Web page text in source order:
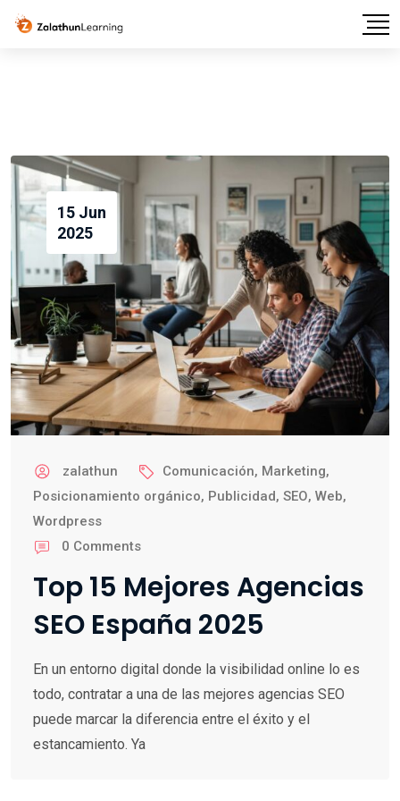
15 Jun
2025
zalathun Comunicación, Marketing,
Posicionamiento orgánico, Publicidad, SEO, Web,
Wordpress
0 Comments
Top 15 Mejores Agencias
SEO España 2025
En un entorno digital donde la visibilidad online lo es
todo, contratar a una de las mejores agencias SEO
puede marcar la diferencia entre el éxito y el
estancamiento. Ya